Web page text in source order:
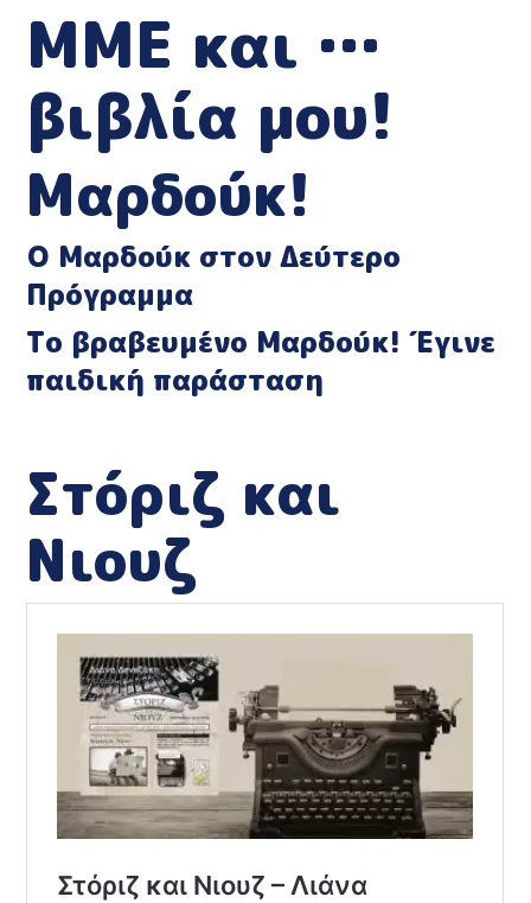
ΜΜΕ και …
βιβλία μου!
Μαρδούκ!
Ο Μαρδούκ στον Δεύτερο
Πρόγραμμα
Το βραβευμένο Μαρδούκ! Έγινε
παιδική παράσταση
Στόριζ και
Νιουζ